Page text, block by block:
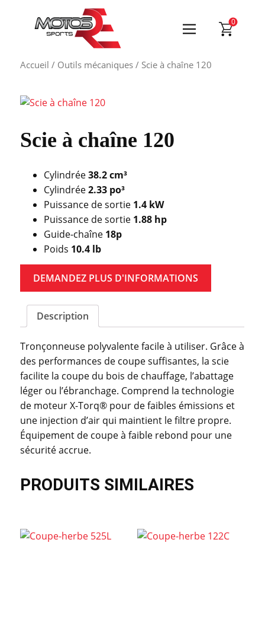
0
Accueil / Outils mécaniques / Scie à chaîne 120
Scie à chaîne 120
Cylindrée38.2 cm³
Cylindrée2.33 po³
Puissance de sortie 1.4 kW
Puissance de sortie 1.88 hp
Guide-chaîne 18p
Poids 10.4 lb
DEMANDEZ PLUS D'INFORMATIONS
Description
Tronçonneuse polyvalente facile à utiliser. Grâce à
des performances de coupe suffisantes, la scie
facilite la coupe du bois de chauffage, l’abattage
léger ou l’ébranchage. Comprend la technologie
de moteur X-Torq® pour de faibles émissions et
une injection d’air qui maintient le filtre propre.
Équipement de coupe à faible rebond pour une
sécurité accrue.
PRODUITS SIMILAIRES